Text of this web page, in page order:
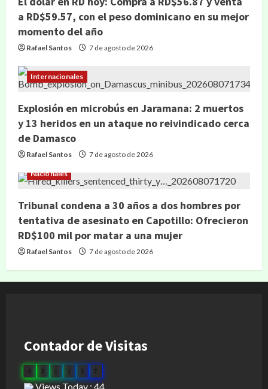
a RD$59.57, con el peso dominicano en su mejor
momento del año
Rafael Santos 7 de agosto de 2026
Internacionales
Explosión en microbús en Jaramana: 2 muertos
y 13 heridos en un ataque no reivindicado cerca
de Damasco
Rafael Santos 7 de agosto de 2026
Nacionales
Tribunal condena a 30 años a dos hombres por
tentativa de asesinato en Capotillo: Ofrecieron
RD$100 mil por matar a una mujer
Rafael Santos 7 de agosto de 2026
Contador de Visitas
3 1 1 1 7
Views Today : 44